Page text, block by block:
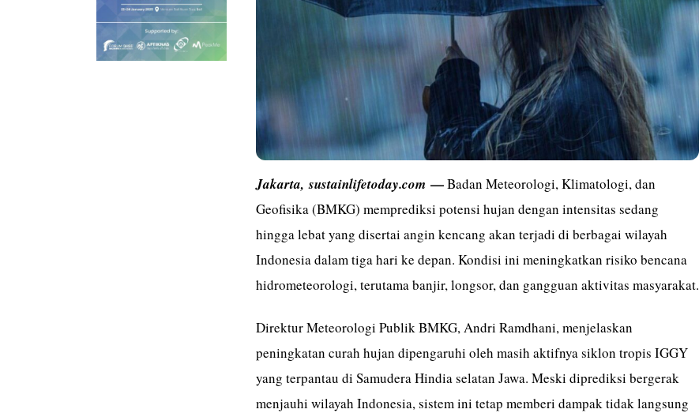
Jakarta,sustainlifetoday.com —Badan Meteorologi, Klimatologi, dan
Geofisika (BMKG) memprediksi potensi hujan dengan intensitas sedang
hingga lebat yang disertai angin kencang akan terjadi di berbagai wilayah
Indonesia dalam tiga hari ke depan. Kondisi ini meningkatkan risiko bencana
hidrometeorologi, terutama banjir, longsor, dan gangguan aktivitas masyarakat.
Direktur Meteorologi Publik BMKG, Andri Ramdhani, menjelaskan
peningkatan curah hujan dipengaruhi oleh masih aktifnya siklon tropis IGGY
yang terpantau di Samudera Hindia selatan Jawa. Meski diprediksi bergerak
menjauhi wilayah Indonesia, sistem ini tetap memberi dampak tidak langsung